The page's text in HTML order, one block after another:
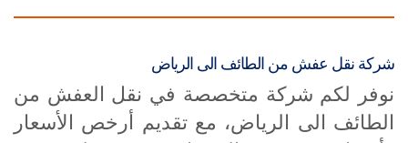
شركة نقل عفش من الطائف الى الرياض
نوفر لكم شركة متخصصة في نقل العفش من
الطائف الى الرياض، مع تقديم أرخص الأسعار